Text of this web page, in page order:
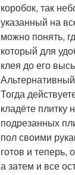
коробок, так
указанный на
можно понять,
который для
клея до его
Тогда
кладёте плитку
подрезанных
пол своими
готов и
а затем и все